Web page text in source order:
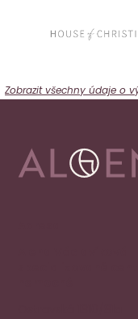
Zobrazit všechny údaje o